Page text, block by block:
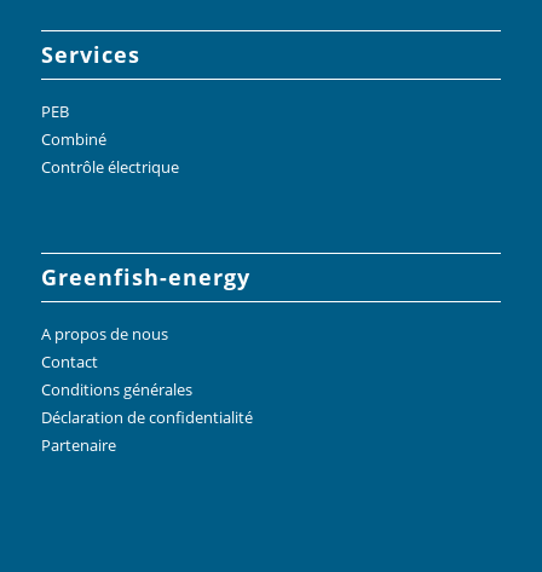
Services
PEB
Combiné
Contrôle électrique
Greenfish-energy
A propos de nous
Contact
Conditions générales
Déclaration de confidentialité
Partenaire